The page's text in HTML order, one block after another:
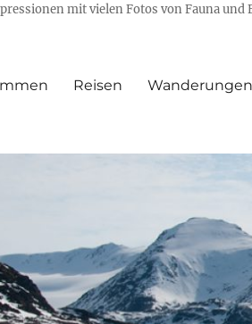
mit vielen Fotos von Fauna und
Reisen Wanderungen